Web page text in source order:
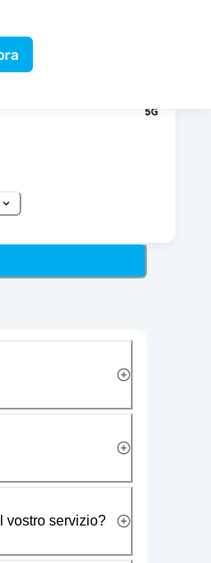
vostro servizio?